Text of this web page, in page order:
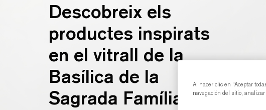
Descobreix els
productes inspirats
en el vitrall de la
Basílica de la
Sagrada Família
Al hacer clic en “Aceptar
navegación del sitio,